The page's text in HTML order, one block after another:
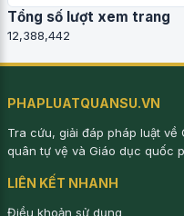
Tổng số lượt xem trang
12,388,442
PHAPLUATQUANSU.VN
Tra cứu, giải đáp pháp luật về
quân tự vệ và Giáo dục quốc
LIÊN KẾT NHANH
Điều khoản sử dụng